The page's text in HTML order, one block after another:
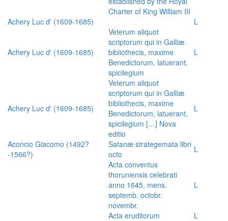
Charter of King William III
Achery Luc d' (1609-1685) L
Achery Luc d' (1609-1685)
Veterum aliquot
scriptorum qui in Galliæ
bibliothecis, maxime
Benedictorum, latuerant,
spicilegium
L
Achery Luc d' (1609-1685)
Veterum aliquot
scriptorum qui in Galliæ
bibliothecis, maxime
Benedictorum, latuerant,
spicilegium […] Nova
editio
L
Aconcio Giacomo (1492?
-1566?)
Satanæ strategemata libri
octo
L
Acta conventus
thoruniensis celebrati
anno 1645, mens.
septemb. octobr.
novembr.
L
Acta eruditorum
L